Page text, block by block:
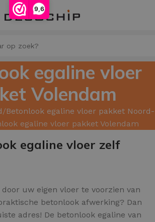
9,6
egaline vloer
Volendam
Betonlook egaline vloer pakket Noord-
egaline vloer pakket Volendam
egaline vloer zelf
door uw eigen vloer te voorzien van
betonlook afwerking? Dan
adres! De betonlook egaline van